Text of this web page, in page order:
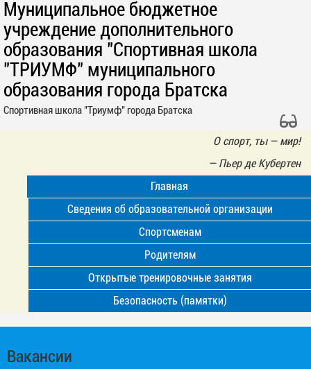
Муниципальное бюджетное
учреждение дополнительного
образования "Спортивная школа
"ТРИУМФ" муниципального
образования города Братска
Спортивная школа "Триумф" города Братска
О спорт, ты — мир!
— Пьер де Кубертен
Главная
Сведения об образовательной организации
Спортсменам
Родителям
Открытые тренировочные занятия
Безопасность (памятки)
Вакансии